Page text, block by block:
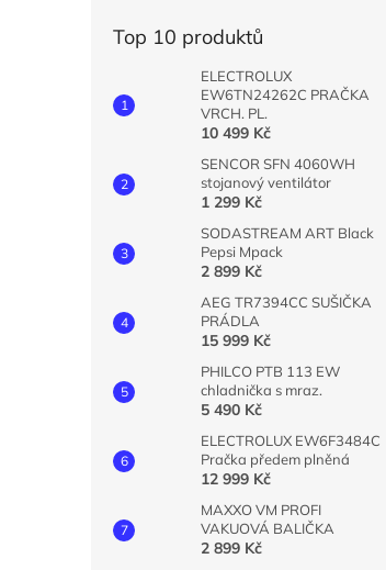
Top 10 produktů
ELECTROLUX
EW6TN24262C PRAČKA
VRCH. PL.
10 499 Kč
SENCOR SFN 4060WH
stojanový ventilátor
1 299 Kč
SODASTREAM ART Black
Pepsi Mpack
2 899 Kč
AEG TR7394CC SUŠIČKA
PRÁDLA
15 999 Kč
PHILCO PTB 113 EW
chladnička s mraz.
5 490 Kč
ELECTROLUX EW6F3484C
Pračka předem plněná
12 999 Kč
MAXXO VM PROFI
VAKUOVÁ BALIČKA
2 899 Kč